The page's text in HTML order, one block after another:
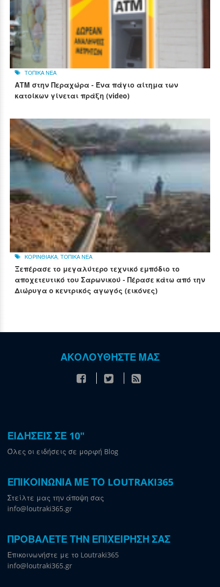
ΤΟΠΙΚΑ ΝΕΑ
ΑΤΜ στην Περαχώρα - Ένα πάγιο αίτημα των
κατοίκων γίνεται πράξη (video)
ΚΟΡΙΝΘΙΑΚΑ ΤΟΠΙΚΑ ΝΕΑ
Ξεπέρασε το μεγαλύτερο τεχνικό εμπόδιο το
αποχετευτικό του Σαρωνικού - Πέρασε κάτω από την
Διώρυγα ο κεντρικός αγωγός (εικόνες)
ΑΚΟΛΟΥΘΗΣΤΕ ΜΑΣ
ΕΙΔΗΣΕΙΣ ΣΕ 10"
Όλες οι ειδήσεις σε μορφή Blog
ΕΠΙΚΟΙΝΩΝΙΑ ΜΕ ΤΟ LOUTRAKI365
Στείλτε μας την άποψη σας
info@loutraki365.gr
ΠΡΟΒΑΛΕΤΕ ΤΗΝ ΕΠΙΧΕΙΡΗΣΗ ΣΑΣ
Επικοινωνήστε με το Loutraki365
info@loutraki365.gr